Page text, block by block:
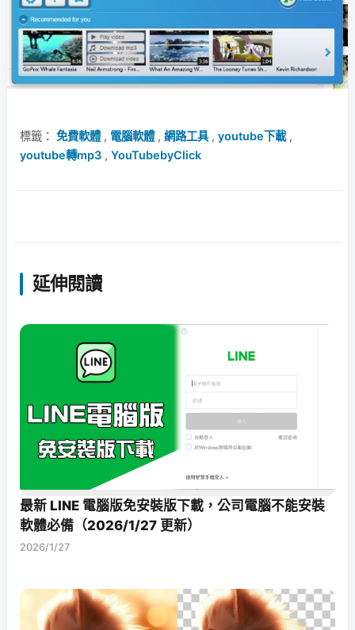
標籤： 免費軟體, 電腦軟體, 網路工具, youtube下載,
youtube轉mp3 , YouTubebyClick
延伸閱讀
最新 LINE 電腦版免安裝版下載，公司電腦不能安裝
軟體必備（2026/1/27 更新）
2026/1/27